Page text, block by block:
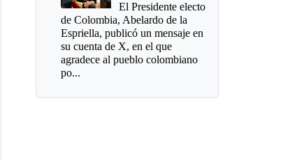
El Presidente electo
de Colombia, Abelardo de la
Espriella, publicó un mensaje en
su cuenta de X, en el que
agradece al pueblo colombiano
po...